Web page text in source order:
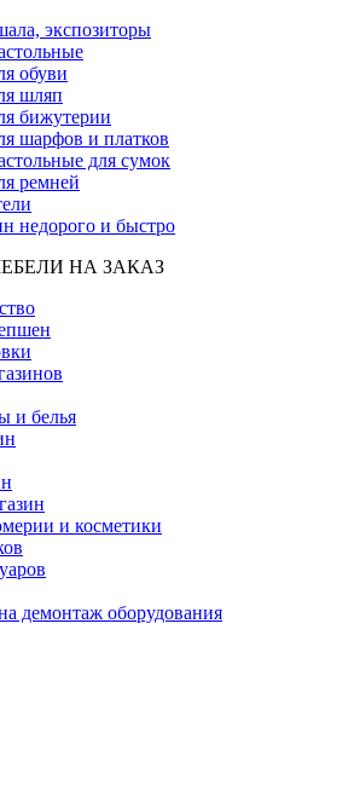
экспозиторы
обуви
шляп
бижутерии
шарфов и платков
для сумок
ремней
недорого и быстро
НА ЗАКАЗ
и белья
и косметики
демонтаж оборудования